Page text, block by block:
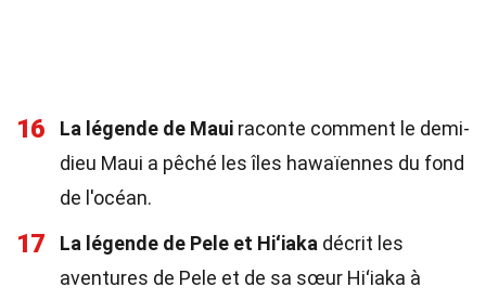
16 La légende de Maui raconte comment le demi-
dieu Maui a pêché les îles hawaïennes du fond
de l'océan.
17 La légende de Pele et Hiʻiaka décrit les
aventures de Pele et de sa sœur Hiʻiaka à